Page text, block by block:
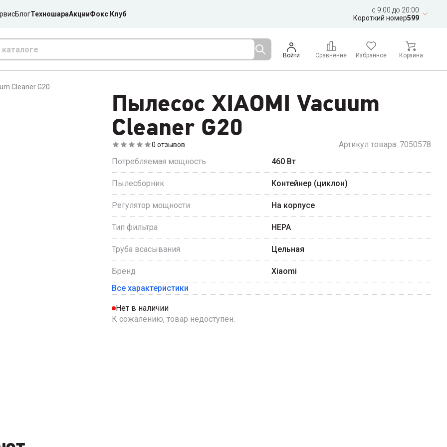
БлогТехношараАкцииФокс Клуб
c 9:00 до 20:00
Короткий номер599
Войти Сравнение Избранное Корзина
Cleaner G20
Пылесос XIAOMI Vacuum
Cleaner G20
0 отзывов Артикул товара: 7050578
Потребляемая мощность
460 Вт
Пылесборник Контейнер (циклон)
Регулятор мощности На корпусе
Тип фильтра HEPA
Труба всасывания Цельная
Бренд
Xiaomi
Все характеристики
Нет в наличии
К сожалению, товар недоступен.